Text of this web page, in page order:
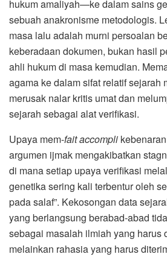
hukum amaliyah—ke dalam sains
sebuah anakronisme metodologis.
masa lalu adalah murni persoalan
keberadaan dokumen, bukan hasil
ahli hukum di masa kemudian.
agama ke dalam sifat relatif sejarah
merusak nalar kritis umat dan
sejarah sebagai alat verifikasi.
Upaya mem-fait accompli
argumen ijmak mengakibatkan
di mana setiap upaya verifikasi
genetika sering kali terbentur oleh
pada salaf”. Kekosongan data
yang berlangsung berabad-abad
sebagai masalah ilmiah yang harus
melainkan rahasia yang harus